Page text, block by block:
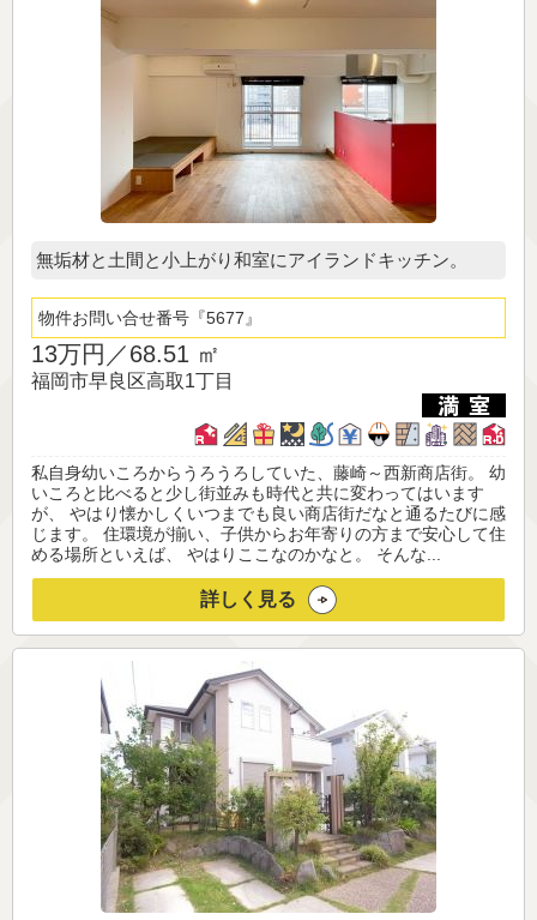
無垢材と土間と小上がり和室にアイランドキッチン。
物件お問い合せ番号 5677
13万円／68.51 ㎡
福岡市早良区高取1丁目
私自身幼いころからうろうろしていた、藤崎～西新商店街。 幼
いころと比べると少し街並みも時代と共に変わってはいます
が、 やはり懐かしくいつまでも良い商店街だなと通るたびに感
じます。 住環境が揃い、子供からお年寄りの方まで安心して住
める場所といえば、 やはりここなのかなと。 そんな...
詳しく見る